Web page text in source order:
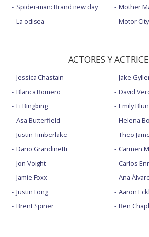
Spider-man: Brand new day
La odisea
Mother
Motor City
ACTORES Y
Jessica Chastain
Blanca Romero
Li Bingbing
Asa Butterfield
Justin Timberlake
Dario Grandinetti
Jon Voight
Jamie Foxx
Justin Long
Brent Spiner
Jake
David
Emily
Helena
Theo
Carmen
Carlos
Ana
Aaron
Ben